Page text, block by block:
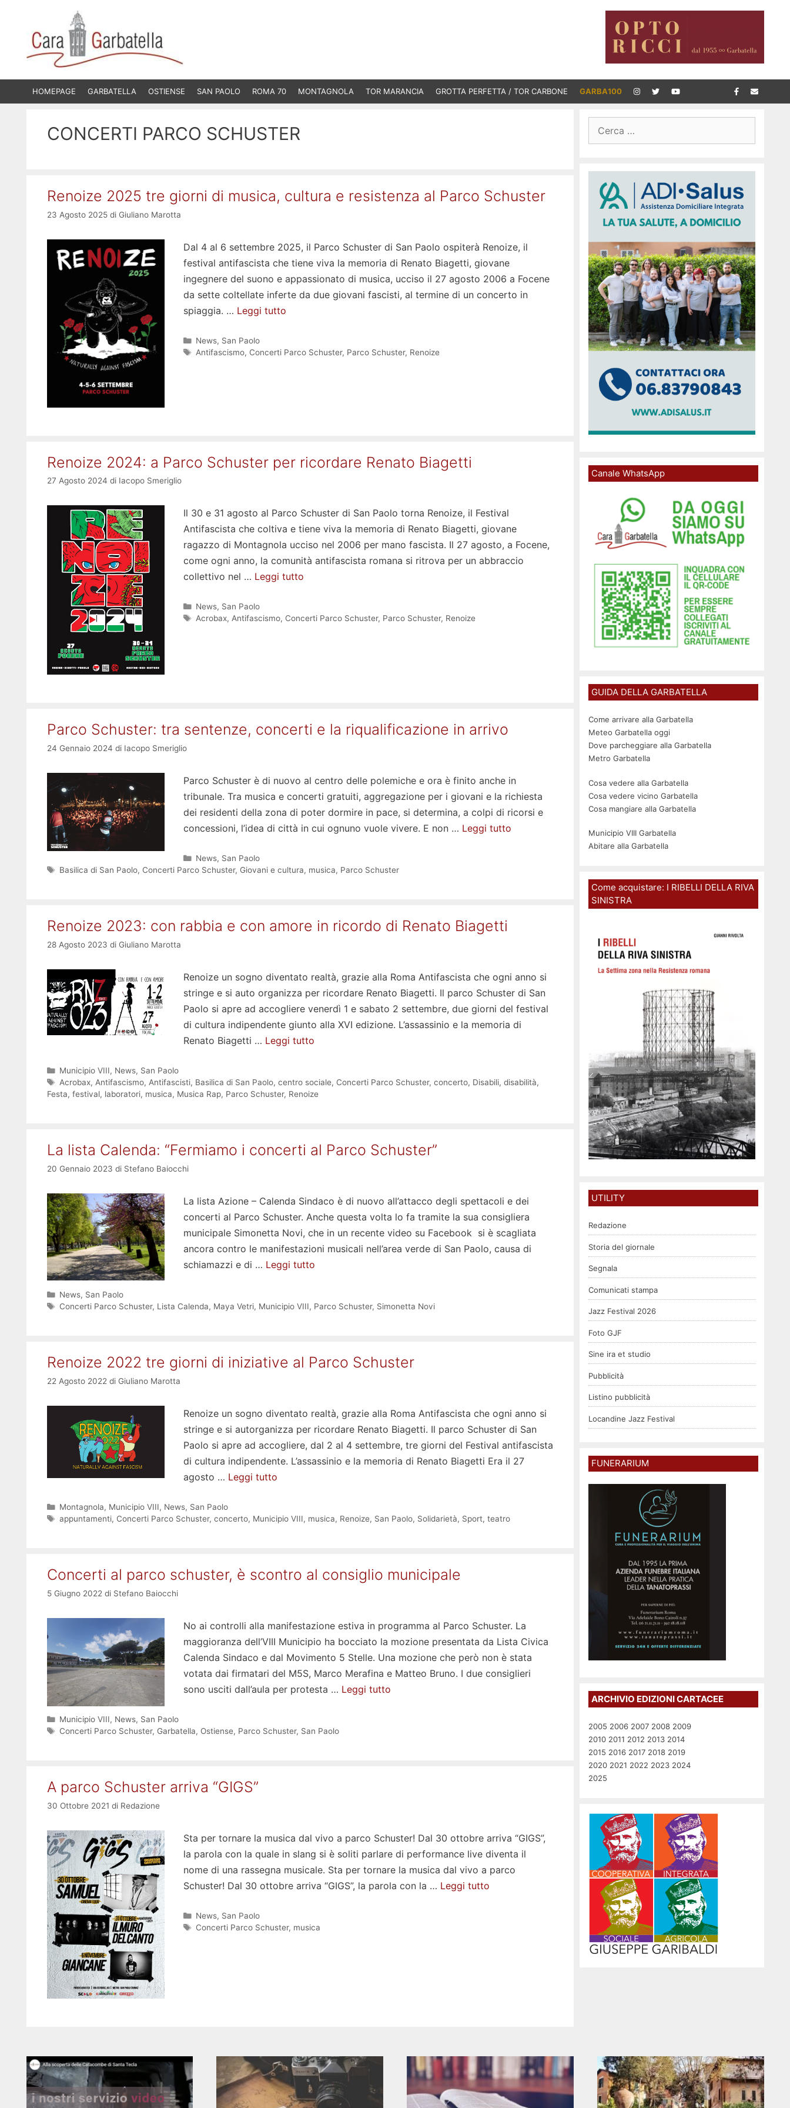
contenuto
HOMEPAGE GARBATELLA OSTIENSE SAN PAOLO ROMA 70 MONTAGNOLA TOR MARANCIA GROTTA PERFETTA / TOR CARBONE GARBA100
CONCERTI PARCO SCHUSTER
Renoize 2025 tre giorni di musica, cultura e resistenza al Parco Schuster
23 Agosto 2025 di Giuliano Marotta
Dal 4 al 6 settembre 2025, il Parco Schuster di San Paolo ospiterà Renoize, il
festival antifascista che tiene viva la memoria di Renato Biagetti, giovane
ingegnere del suono e appassionato di musica, ucciso il 27 agosto 2006 a Focene
da sette coltellate inferte da due giovani fascisti, al termine di un concerto in
spiaggia. … Leggi tutto
Categorie
News, San Paolo
Tag
Antifascismo, Concerti Parco Schuster, Parco Schuster, Renoize
Renoize 2024: a Parco Schuster per ricordare Renato Biagetti
27 Agosto 2024 di Iacopo Smeriglio
Il 30 e 31 agosto al Parco Schuster di San Paolo torna Renoize, il Festival
Antifascista che coltiva e tiene viva la memoria di Renato Biagetti, giovane
ragazzo di Montagnola ucciso nel 2006 per mano fascista. Il 27 agosto, a Focene,
come ogni anno, la comunità antifascista romana si ritrova per un abbraccio
collettivo nel … Leggi tutto
Categorie
News, San Paolo
Tag
Acrobax, Antifascismo, Concerti Parco Schuster, Parco Schuster, Renoize
Parco Schuster: tra sentenze, concerti e la riqualificazione in arrivo
24 Gennaio 2024 di Iacopo Smeriglio
Parco Schuster è di nuovo al centro delle polemiche e ora è finito anche in
tribunale. Tra musica e concerti gratuiti, aggregazione per i giovani e la richiesta
dei residenti della zona di poter dormire in pace, si determina, a colpi di ricorsi e
concessioni, l’idea di città in cui ognuno vuole vivere. E non … Leggi tutto
Categorie
News, San Paolo
Tag
Basilica di San Paolo, Concerti Parco Schuster, Giovani e cultura, musica, Parco Schuster
Renoize 2023: con rabbia e con amore in ricordo di Renato Biagetti
28 Agosto 2023 di Giuliano Marotta
Renoize un sogno diventato realtà, grazie alla Roma Antifascista che ogni anno si
stringe e si auto organizza per ricordare Renato Biagetti. Il parco Schuster di San
Paolo si apre ad accogliere venerdì 1 e sabato 2 settembre, due giorni del festival
di cultura indipendente giunto alla XVI edizione. L’assassinio e la memoria di
Renato Biagetti … Leggi tutto
Categorie
Municipio VIII, News, San Paolo
Tag
Acrobax, Antifascismo, Antifascisti, Basilica di San Paolo, centro sociale, Concerti Parco Schuster, concerto, Disabili, disabilità,
Festa, festival, laboratori, musica, Musica Rap, Parco Schuster, Renoize
La lista Calenda: “Fermiamo i concerti al Parco Schuster”
20 Gennaio 2023 di Stefano Baiocchi
La lista Azione – Calenda Sindaco è di nuovo all’attacco degli spettacoli e dei
concerti al Parco Schuster. Anche questa volta lo fa tramite la sua consigliera
municipale Simonetta Novi, che in un recente video su Facebook si è scagliata
ancora contro le manifestazioni musicali nell’area verde di San Paolo, causa di
schiamazzi e di … Leggi tutto
Categorie
News, San Paolo
Tag
Concerti Parco Schuster, Lista Calenda, Maya Vetri, Municipio VIII, Parco Schuster, Simonetta Novi
Renoize 2022 tre giorni di iniziative al Parco Schuster
22 Agosto 2022 di Giuliano Marotta
Renoize un sogno diventato realtà, grazie alla Roma Antifascista che ogni anno si
stringe e si autorganizza per ricordare Renato Biagetti. Il parco Schuster di San
Paolo si apre ad accogliere, dal 2 al 4 settembre, tre giorni del Festival antifascista
di cultura indipendente. L’assassinio e la memoria di Renato Biagetti Era il 27
agosto … Leggi tutto
Categorie
Montagnola, Municipio VIII, News, San Paolo
Tag
appuntamenti, Concerti Parco Schuster, concerto, Municipio VIII, musica, Renoize, San Paolo, Solidarietà, Sport, teatro
Concerti al parco schuster, è scontro al consiglio municipale
5 Giugno 2022 di Stefano Baiocchi
No ai controlli alla manifestazione estiva in programma al Parco Schuster. La
maggioranza dell’VIII Municipio ha bocciato la mozione presentata da Lista Civica
Calenda Sindaco e dal Movimento 5 Stelle. Una mozione che però non è stata
votata dai firmatari del M5S, Marco Merafina e Matteo Bruno. I due consiglieri
sono usciti dall’aula per protesta … Leggi tutto
Categorie
Municipio VIII, News, San Paolo
Tag
Concerti Parco Schuster, Garbatella, Ostiense, Parco Schuster, San Paolo
A parco Schuster arriva “GIGS”
30 Ottobre 2021 di Redazione
Sta per tornare la musica dal vivo a parco Schuster! Dal 30 ottobre arriva “GIGS”,
la parola con la quale in slang si è soliti parlare di performance live diventa il
nome di una rassegna musicale. Sta per tornare la musica dal vivo a parco
Schuster! Dal 30 ottobre arriva “GIGS”, la parola con la … Leggi tutto
Categorie
News, San Paolo
Tag
Concerti Parco Schuster, musica
per:
Canale WhatsApp
GUIDA DELLA GARBATELLA
Come arrivare alla Garbatella
Meteo Garbatella oggi
Dove parcheggiare alla Garbatella
Metro Garbatella
Cosa vedere alla Garbatella
Cosa vedere vicino Garbatella
Cosa mangiare alla Garbatella
Municipio VIII Garbatella
Abitare alla Garbatella
Come acquistare: I RIBELLI DELLA RIVA
SINISTRA
UTILITY
Redazione
Storia del giornale
Segnala
Comunicati stampa
Jazz Festival 2026
Foto GJF
Sine ira et studio
Pubblicità
Listino pubblicità
Locandine Jazz Festival
FUNERARIUM
ARCHIVIO EDIZIONI CARTACEE
2005 2006 2007 2008 2009
2010 2011 2012 2013 2014
2015 2016 2017 2018 2019
2020 2021 2022 2023 2024
2025